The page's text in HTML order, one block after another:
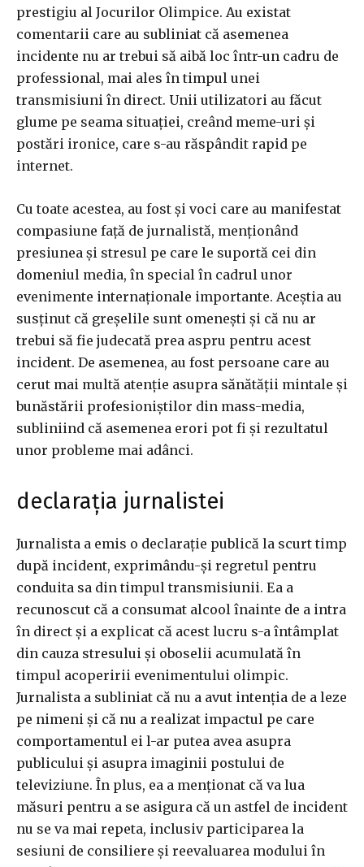
prestigiu al Jocurilor Olimpice. Au existat
comentarii care au subliniat că asemenea
incidente nu ar trebui să aibă loc într-un cadru de
professional, mai ales în timpul unei
transmisiuni în direct. Unii utilizatori au făcut
glume pe seama situației, creând meme-uri și
postări ironice, care s-au răspândit rapid pe
internet.
Cu toate acestea, au fost și voci care au manifestat
compasiune față de jurnalistă, menționând
presiunea și stresul pe care le suportă cei din
domeniul media, în special în cadrul unor
evenimente internaționale importante. Aceștia au
susținut că greșelile sunt omenești și că nu ar
trebui să fie judecată prea aspru pentru acest
incident. De asemenea, au fost persoane care au
cerut mai multă atenție asupra sănătății mintale și
bunăstării profesioniștilor din mass-media,
subliniind că asemenea erori pot fi și rezultatul
unor probleme mai adânci.
declarația jurnalistei
Jurnalista a emis o declarație publică la scurt timp
după incident, exprimându-și regretul pentru
conduita sa din timpul transmisiunii. Ea a
recunoscut că a consumat alcool înainte de a intra
în direct și a explicat că acest lucru s-a întâmplat
din cauza stresului și oboselii acumulată în
timpul acoperirii evenimentului olimpic.
Jurnalista a subliniat că nu a avut intenția de a leze
pe nimeni și că nu a realizat impactul pe care
comportamentul ei l-ar putea avea asupra
publicului și asupra imaginii postului de
televiziune. În plus, ea a menționat că va lua
măsuri pentru a se asigura că un astfel de incident
nu se va mai repeta, inclusiv participarea la
sesiuni de consiliere și reevaluarea modului în